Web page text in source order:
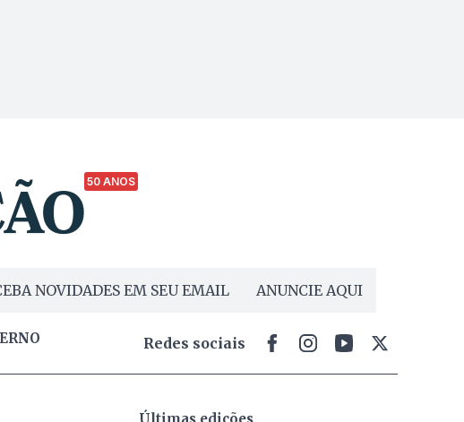
50 ANOS
NOVIDADES EM SEU EMAIL ANUNCIE AQUI
Redes sociais